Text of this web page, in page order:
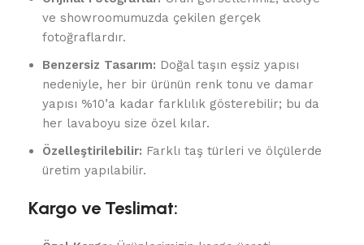
ve showroomumuzda çekilen gerçek
fotoğraflardır.
Benzersiz Tasarım: Doğal taşın eşsiz yapısı
nedeniyle, her bir ürünün renk tonu ve damar
yapısı %10’a kadar farklılık gösterebilir; bu da
her lavaboyu size özel kılar.
Özelleştirilebilir: Farklı taş türleri ve ölçülerde
üretim yapılabilir.
Kargo ve Teslimat: